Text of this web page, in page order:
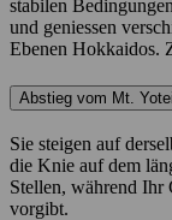
stabilen
und geniessen
Ebenen Hokkaidos.
Abstieg vom Mt. Yotei
Sie steigen auf
die Knie auf dem
Stellen, während Ihr
vorgibt.